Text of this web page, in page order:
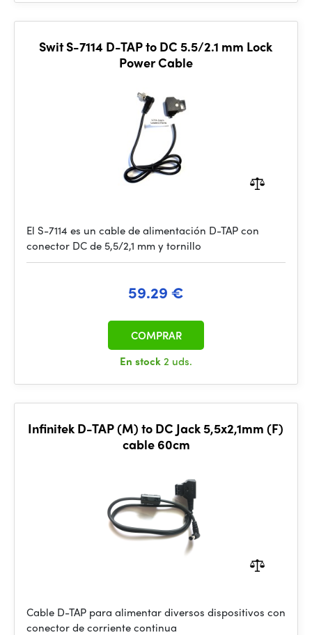
Swit S-7114 D-TAP to DC 5.5/2.1 mm Lock
Power Cable
El S-7114 es un cable de alimentación D-TAP con
conector DC de 5,5/2,1 mm y tornillo
59.29 €
En stock2 uds.
COMPRAR
Infinitek D-TAP (M) to DC Jack 5,5x2,1mm (F)
cable 60cm
Cable D-TAP para alimentar diversos dispositivos con
conector de corriente continua